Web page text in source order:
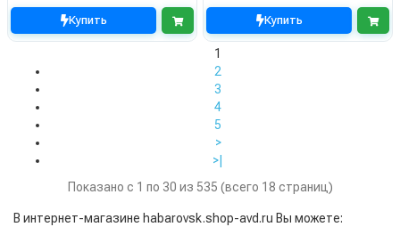
Купить Купить
1
2
3
4
5
>
>|
Показано с 1 по 30 из 535 (всего 18 страниц)
В интернет-магазине habarovsk.shop-avd.ru Вы можете: